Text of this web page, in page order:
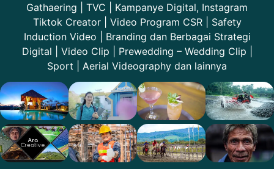
Gathaering | TVC | Kampanye Digital, Instagram
Tiktok Creator | Video Program CSR | Safety
Induction Video | Branding dan Berbagai Strategi
Digital | Video Clip | Prewedding – Wedding Clip |
Sport | Aerial Videography dan lainnya